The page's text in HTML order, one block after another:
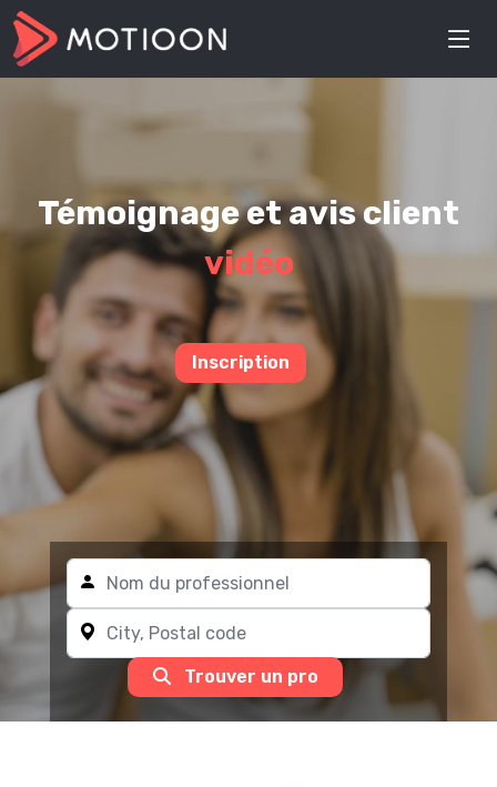
Témoignage et avis client
vidéo
Inscription
Trouver un pro